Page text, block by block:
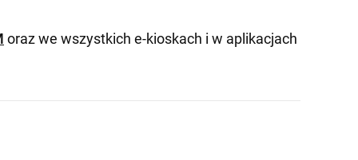
oraz we wszystkich e-kioskach i w aplikacjach